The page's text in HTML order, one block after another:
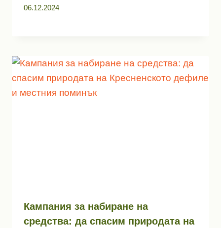
06.12.2024
Кампания за набиране на
средства: да спасим природата на